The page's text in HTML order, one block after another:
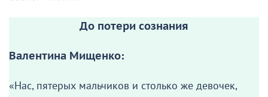
До потери сознания
Валентина Мищенко:
«Нас, пятерых мальчиков и столько же девочек,